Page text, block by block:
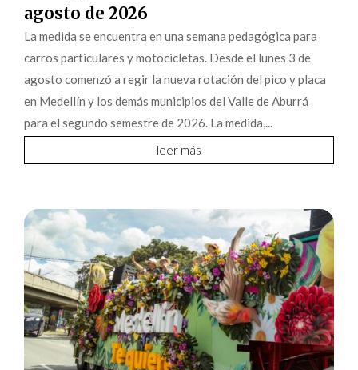
agosto de 2026
La medida se encuentra en una semana pedagógica para
carros particulares y motocicletas. Desde el lunes 3 de
agosto comenzó a regir la nueva rotación del pico y placa
en Medellín y los demás municipios del Valle de Aburrá
para el segundo semestre de 2026. La medida,...
leer más